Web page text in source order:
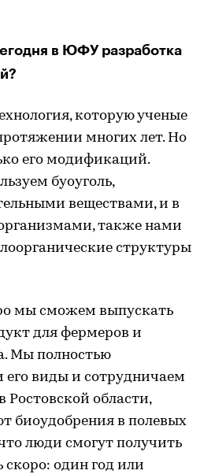
в ЮФУ разработка
которую ученые
многих лет. Но
его модификаций.
буоуголь,
веществами, и в
также нами
структуры
мы сможем выпускать
для фермеров и
Мы полностью
его виды и сотрудничаем
области,
биоудобрения в полевых
люди смогут получить
скоро: один год или